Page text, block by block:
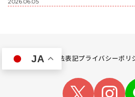
2026.06.05
会社概要 特商法表記プライバシーポリ
JA